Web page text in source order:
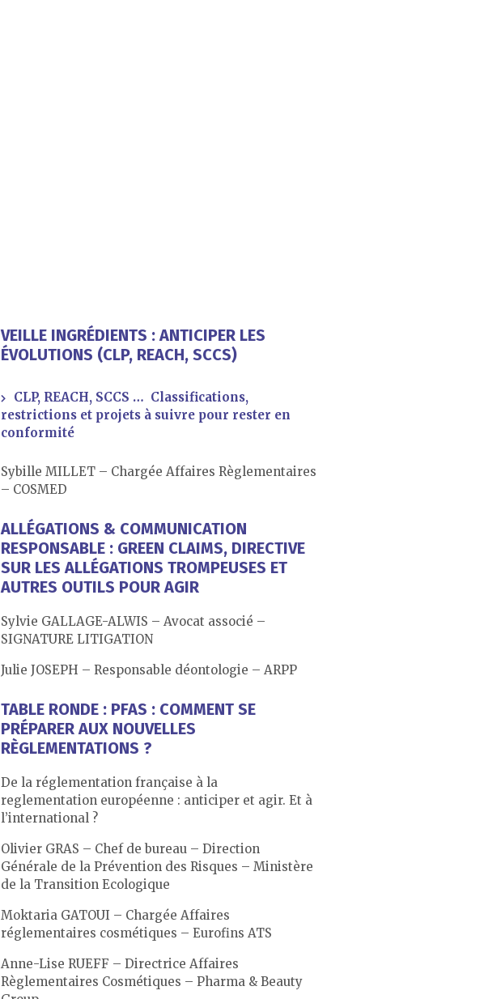
VEILLE INGRÉDIENTS : ANTICIPER LES
ÉVOLUTIONS (CLP, REACH, SCCS)
CLP, REACH, SCCS … Classifications,
restrictions et projets à suivre pour rester en
conformité
Sybille MILLET – Chargée Affaires Règlementaires
– COSMED
ALLÉGATIONS & COMMUNICATION
RESPONSABLE : GREEN CLAIMS, DIRECTIVE
SUR LES ALLÉGATIONS TROMPEUSES ET
AUTRES OUTILS POUR AGIR
Sylvie GALLAGE-ALWIS – Avocat associé –
SIGNATURE LITIGATION
Julie JOSEPH – Responsable déontologie – ARPP
TABLE RONDE : PFAS : COMMENT SE
PRÉPARER AUX NOUVELLES
RÈGLEMENTATIONS ?
De la réglementation française à la
reglementation européenne : anticiper et agir. Et à
l’international ?
Olivier GRAS – Chef de bureau – Direction
Générale de la Prévention des Risques – Ministère
de la Transition Ecologique
Moktaria GATOUI – Chargée Affaires
réglementaires cosmétiques – Eurofins ATS
Anne-Lise RUEFF – Directrice Affaires
Règlementaires Cosmétiques – Pharma & Beauty